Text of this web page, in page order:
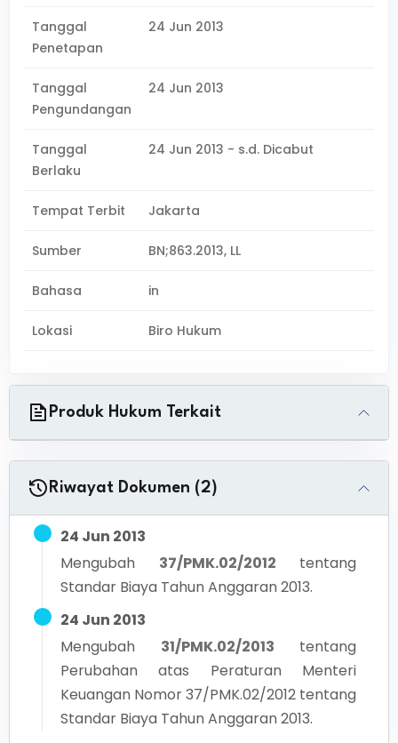
Tanggal
Penetapan
24 Jun 2013
Tanggal
Pengundangan
24 Jun 2013
Tanggal
Berlaku
24 Jun 2013 - s.d. Dicabut
Tempat Terbit Jakarta
Sumber BN;863.2013, LL
Bahasa in
Lokasi Biro Hukum
Produk Hukum Terkait
Riwayat Dokumen (2)
24 Jun 2013
Mengubah
37/PMK.02/2012
tentang
Standar Biaya Tahun Anggaran 2013.
24 Jun 2013
Mengubah
31/PMK.02/2013
tentang
Perubahan atas Peraturan Menteri
Keuangan Nomor 37/PMK.02/2012 tentang
Standar Biaya Tahun Anggaran 2013.